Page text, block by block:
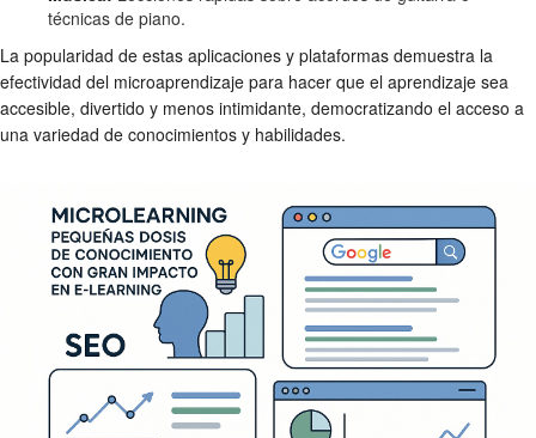
técnicas de piano.
La popularidad de estas aplicaciones y plataformas demuestra la
efectividad del microaprendizaje para hacer que el aprendizaje sea
accesible, divertido y menos intimidante, democratizando el acceso a
una variedad de conocimientos y habilidades.